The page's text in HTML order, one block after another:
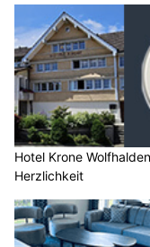
Hotel Krone
Herzlichkeit